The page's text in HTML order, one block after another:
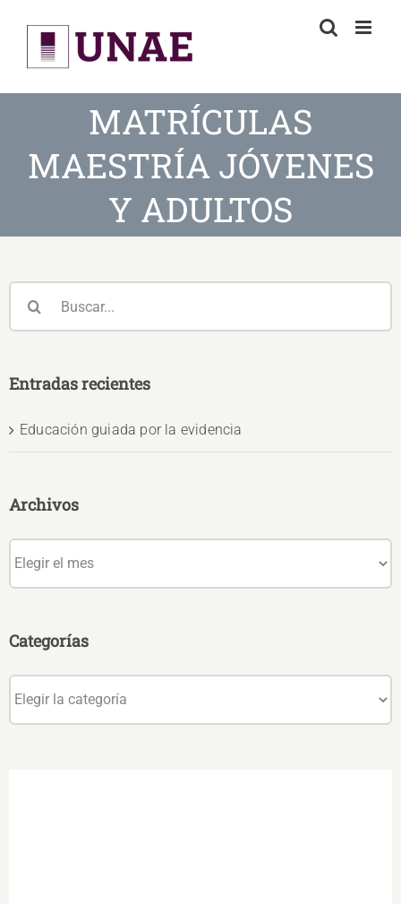
content
MATRÍCULAS
MAESTRÍA JÓVENES
Y ADULTOS
Entradas recientes
Educación guiada por la evidencia
Archivos
Categorías